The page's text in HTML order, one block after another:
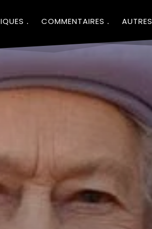
COMMENTAIRES AUTRES